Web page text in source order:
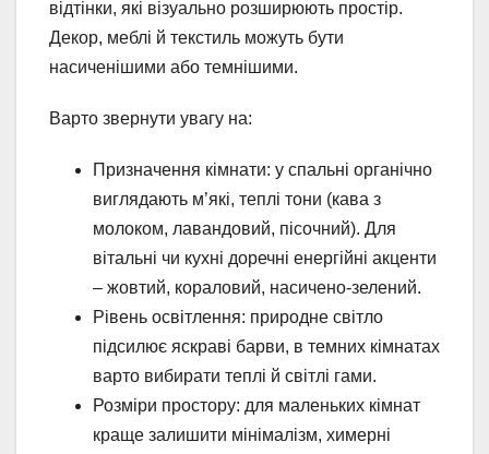
відтінки, які візуально розширюють простір.
Декор, меблі й текстиль можуть бути
насиченішими або темнішими.
Варто звернути увагу на:
Призначення кімнати: у спальні органічно
виглядають м’які, теплі тони (кава з
молоком, лавандовий, пісочний). Для
вітальні чи кухні доречні енергійні акценти
– жовтий, кораловий, насичено-зелений.
Рівень освітлення: природне світло
підсилює яскраві барви, в темних кімнатах
варто вибирати теплі й світлі гами.
Розміри простору: для маленьких кімнат
краще залишити мінімалізм, химерні